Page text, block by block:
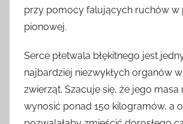
przy pomocy falujących ruchów w
pionowej.
Serce płetwala błękitnego jest
najbardziej niezwykłych organów
zwierząt. Szacuje się, że jego masa
wynosić ponad 150 kilogramów, a